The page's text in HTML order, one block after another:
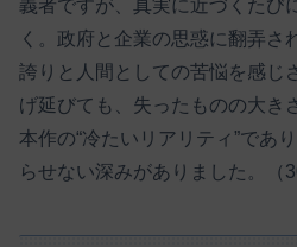
義者ですが、真実に近づくたび
く。政府と企業の思惑に翻弄さ
誇りと人間としての苦悩を感じ
げ延びても、失ったものの大き
本作の“冷たいリアリティ”であ
らせない深みがありました。（